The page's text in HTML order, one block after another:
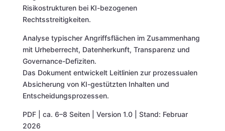
Risikostrukturen bei KI-bezogenen
Rechtsstreitigkeiten.
Analyse typischer Angriffsflächen im Zusammenhang
mit Urheberrecht, Datenherkunft, Transparenz und
Governance-Defiziten.
Das Dokument entwickelt Leitlinien zur prozessualen
Absicherung von KI-gestützten Inhalten und
Entscheidungsprozessen.
PDF | ca. 6–8 Seiten | Version 1.0 | Stand: Februar
2026